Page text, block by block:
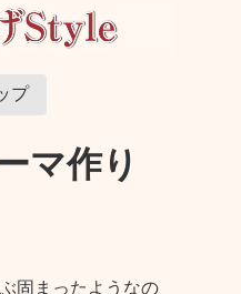
プ
マ作り
固まったようなの